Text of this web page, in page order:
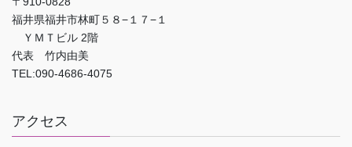
福井県福井市林町５８−１７−１
ＹＭＴビル 2階
代表 竹内由美
TEL:090-4686-4075
アクセス